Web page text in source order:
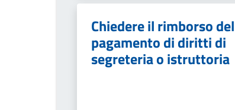
Chiedere il rimborso del
pagamento di diritti di
segreteria o istruttoria